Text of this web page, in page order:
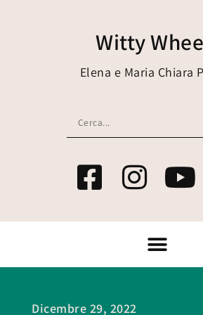
Witty
Elena e Maria Chiara
Dicembre 29, 2022